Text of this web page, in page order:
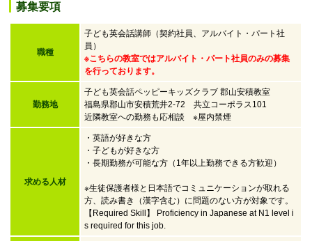
募集要項
職種
子ども英会話講師（契約社員、アルバイト・パート社
員）
※こちらの教室ではアルバイト・パート社員のみの募集
を行っております。
勤務地
子ども英会話ペッピーキッズクラブ 郡山安積教室
福島県郡山市安積荒井2-72 共立コーポラス101
近隣教室への勤務も応相談 ※屋内禁煙
求める人材
・英語が好きな方
・子どもが好きな方
・長期勤務が可能な方（1年以上勤務できる方歓迎）
※生徒保護者様と日本語でコミュニケーションが取れる
方、読み書き（漢字含む）に問題のない方が対象です。
【Required Skill】 Proficiency in Japanese at N1 level i
s required for this job.